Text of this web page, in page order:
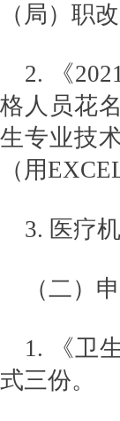
（局）职
2. 《
格人员花
生专业技
（用
3. 医疗
（二）
1. 《卫
式三份。